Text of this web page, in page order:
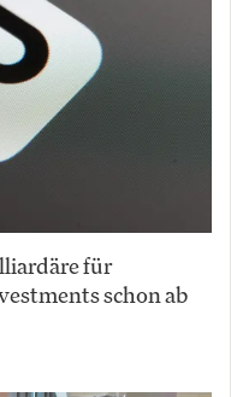
für
schon ab